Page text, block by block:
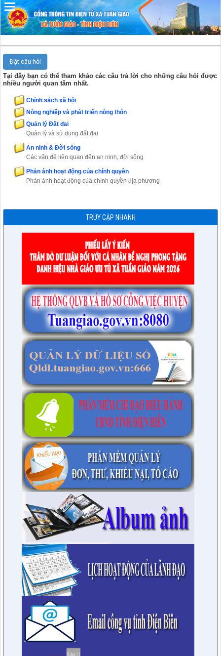
Đặt câu hỏi
Tại đây bạn có thể tham khảo các câu trả lời cho những câu hỏi được
nhiều người quan tâm nhất.
Chính sách xã hội
Nông nghiệp và phát triển nông thôn
Quản lý Đất đai
Quản lý và sử dụng đất đai
An ninh & Đời sống
Các vấn đề liên quan đến an ninh, đời sống
Phản ánh hoạt động của chính quyền
Phản ánh hoạt động của chính quyền địa phương
TRUY CẬP NHANH
Đã kết nối EMC